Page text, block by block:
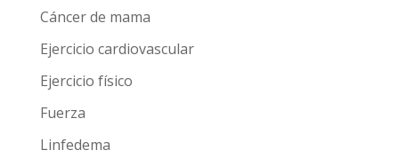
Cáncer de mama
Ejercicio cardiovascular
Ejercicio físico
Fuerza
Linfedema